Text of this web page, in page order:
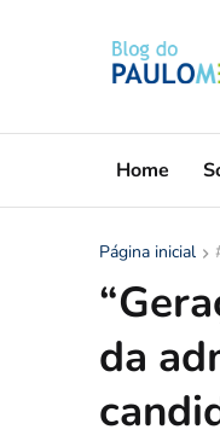
Home
Página inicial
da